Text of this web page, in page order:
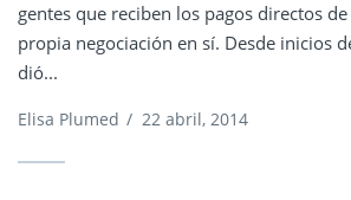
gentes que reciben los pagos directos de
propia negociación en sí. Desde inicios
dió...
Elisa Plumed / 22 abril, 2014